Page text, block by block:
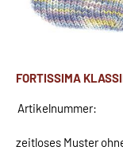
FORTISSIMA
Artikelnummer:
zeitloses Muster